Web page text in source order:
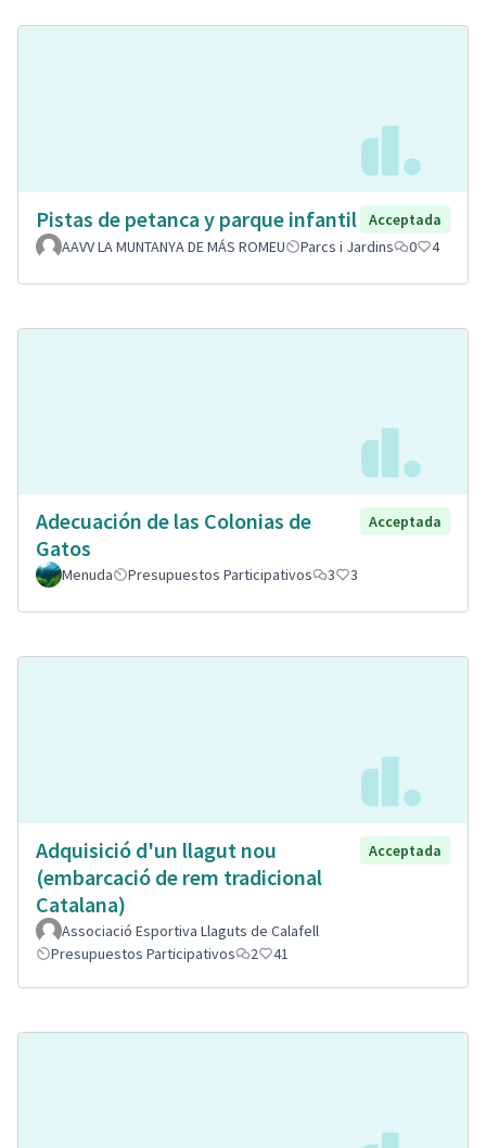
Pistas de petanca y parque infantil
Acceptada
AAVV LA MUNTANYA DE MÁS ROMEU
Parcs i Jardins 0 4
Adecuación de las Colonias de
Gatos
Acceptada
Menuda Presupuestos Participativos 3 3
Adquisició d'un llagut nou
(embarcació de rem tradicional
Catalana)
Acceptada
Associació Esportiva Llaguts de Calafell
Presupuestos Participativos
2 41